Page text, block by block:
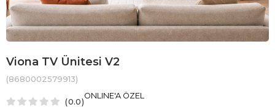
Viona TV Ünitesi V2
(8680002579913)
0.0
ONLINE'A ÖZEL